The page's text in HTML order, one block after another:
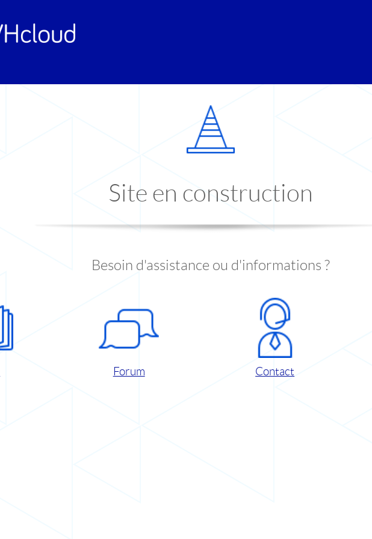
Site en construction
Besoin d'assistance ou d'informations ?
Forum Contact